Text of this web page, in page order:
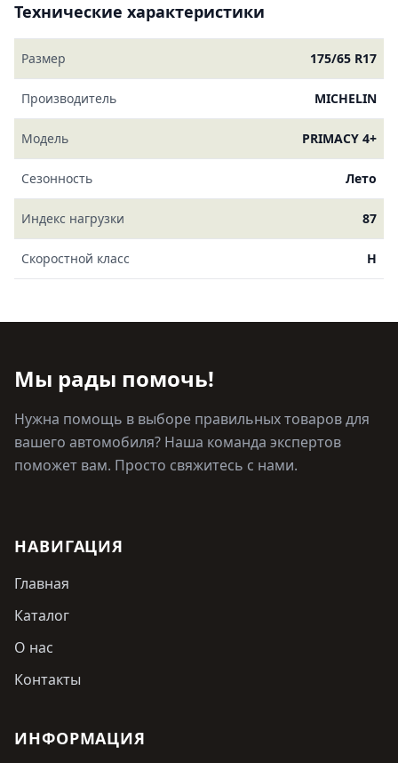
Технические характеристики
Размер 175/65 R17
Производитель MICHELIN
Модель PRIMACY 4+
Сезонность Лето
Индекс нагрузки 87
Скоростной класс H
Мы рады помочь!
Нужна помощь в выборе правильных товаров для
вашего автомобиля? Наша команда экспертов
поможет вам. Просто свяжитесь с нами.
НАВИГАЦИЯ
Главная
Каталог
О нас
Контакты
ИНФОРМАЦИЯ